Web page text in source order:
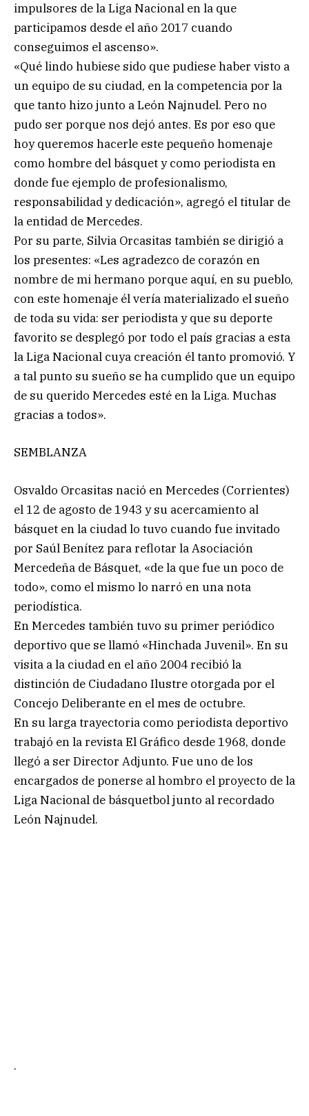
impulsores de la Liga Nacional en la que
participamos desde el año 2017 cuando
conseguimos el ascenso».
«Qué lindo hubiese sido que pudiese haber visto a
un equipo de su ciudad, en la competencia por la
que tanto hizo junto a León Najnudel. Pero no
pudo ser porque nos dejó antes. Es por eso que
hoy queremos hacerle este pequeño homenaje
como hombre del básquet y como periodista en
donde fue ejemplo de profesionalismo,
responsabilidad y dedicación», agregó el titular de
la entidad de Mercedes.
Por su parte, Silvia Orcasitas también se dirigió a
los presentes: «Les agradezco de corazón en
nombre de mi hermano porque aquí, en su pueblo,
con este homenaje él vería materializado el sueño
de toda su vida: ser periodista y que su deporte
favorito se desplegó por todo el país gracias a esta
la Liga Nacional cuya creación él tanto promovió. Y
a tal punto su sueño se ha cumplido que un equipo
de su querido Mercedes esté en la Liga. Muchas
gracias a todos».
SEMBLANZA
Osvaldo Orcasitas nació en Mercedes (Corrientes)
el 12 de agosto de 1943 y su acercamiento al
básquet en la ciudad lo tuvo cuando fue invitado
por Saúl Benítez para reflotar la Asociación
Mercedeña de Básquet, «de la que fue un poco de
todo», como el mismo lo narró en una nota
periodística.
En Mercedes también tuvo su primer periódico
deportivo que se llamó «Hinchada Juvenil». En su
visita a la ciudad en el año 2004 recibió la
distinción de Ciudadano Ilustre otorgada por el
Concejo Deliberante en el mes de octubre.
En su larga trayectoria como periodista deportivo
trabajó en la revista El Gráfico desde 1968, donde
llegó a ser Director Adjunto. Fue uno de los
encargados de ponerse al hombro el proyecto de la
Liga Nacional de básquetbol junto al recordado
León Najnudel.
.